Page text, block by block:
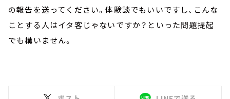
の報告を送ってください。体験談でもいいですし、こんな
ことする人はイタ客じゃないですか？といった問題提起
でも構いません。